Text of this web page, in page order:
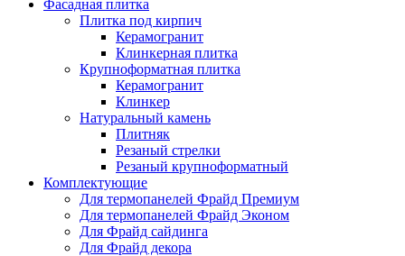
Фасадная плитка
Плитка под кирпич
Керамогранит
Клинкерная плитка
Крупноформатная плитка
Керамогранит
Клинкер
Натуральный камень
Плитняк
Резаный стрелки
Резаный крупноформатный
Комплектующие
Для термопанелей Фрайд Премиум
Для термопанелей Фрайд Эконом
Для Фрайд сайдинга
Для Фрайд декора